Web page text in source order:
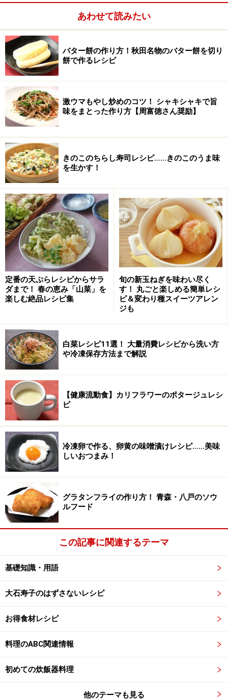
トーストやパンケーキに、又、練乳のかわりに苺にかけ
たり、みつ豆や葛餅などの和菓子にも合いそう。
豆乳キャラメルクリーム
■使用した材料
・調整豆乳 ............
・グラニュー糖 ..............70g
・水 ............大さじ1
・レモン汁(お好みで) ..............
少々
作り方■
1.鍋にグラニュー糖と水を入れて中火にかけ、鍋を回し
て砂糖を溶かし、 そのまま煮詰め、だんだん焦げ色が付
ほどよい茶色にして火を止める。
2.豆乳を一気に注ぎ入れ、木ベラでかき混ぜ、再び弱火
にかけ、とろりと煮詰めて火を止め、お好みでレモン汁
を加える。
■ 昨日紹介したのは
※記事内容は執筆時点のものです。最新の内容をご確認くださ
い。
※衛生面および保存状態に起因して食中毒や体調不良を引き起こ
す場合があります。必ず清潔な状態で、正しい方法で行い、なる
べく早めにお召し上がりください。また、持ち運びの際は保存方
法に注意してください。
【編集部おすすめの購入サイト】
Amazonで人気レシピの書籍をチェック！
楽天市場で人気レシピの書籍をチェック！
あわせて読みたい
バター餅の作り方！秋田名物のバター餅を切り
餅で作るレシピ
激ウマもやし炒めのコツ！ シャキシャキで旨
味をまとった作り方【周富徳さん奨励】
きのこのちらし寿司レシピ……きのこのうま味
を生かす！
定番の天ぷらレシピからサラ
ダまで！ 春の恵み「山菜」を
楽しむ絶品レシピ集
旬の新玉ねぎを味わい尽く
す！ 丸ごと楽しめる簡単レシ
ピ＆変わり種スイーツアレン
ジも
白菜レシピ11選！ 大量消費レシピから洗い方
や冷凍保存方法まで解説
【健康流動食】カリフラワーのポタージュレシ
ピ
冷凍卵で作る、卵黄の味噌漬けレシピ……美味
しいおつまみ！
グラタンフライの作り方！ 青森・八戸のソウ
ルフード
この記事に関連するテーマ
基礎知識・用語
大石寿子のはずさないレシピ
お得食材レシピ
料理のABC関連情報
初めての炊飯器料理
他のテーマも見る